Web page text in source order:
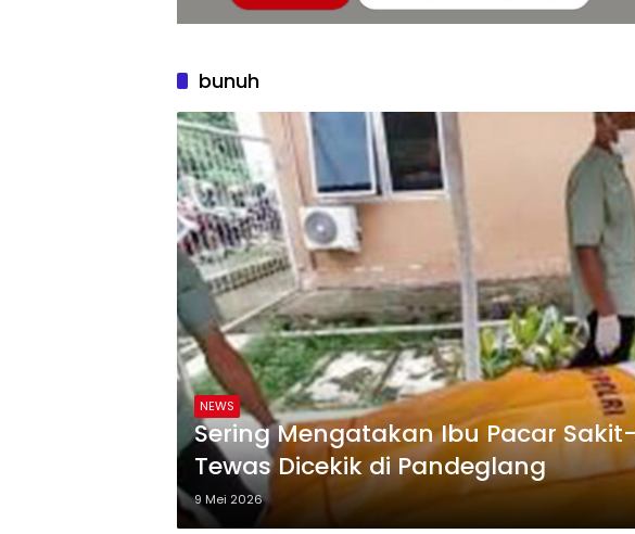
bunuh
NEWS
Sering Mengatakan Ibu Pacar
Tewas Dicekik di Pandeglang
9 Mei 2026